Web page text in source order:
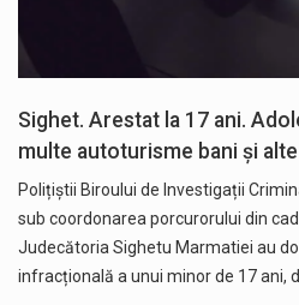
Sighet. Arestat la 17 ani.
multe autoturisme bani și
Polițiștii Biroului de Investigații
sub coordonarea porcurorului din
Judecătoria Sighetu Marmatiei au
infracțională a unui minor de 17 ani,